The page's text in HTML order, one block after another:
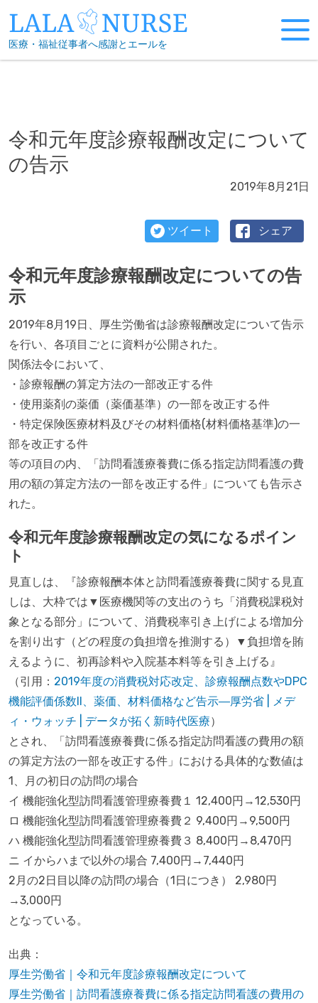
to
content
医療・福祉従事者へ感謝とエールを
令和元年度診療報酬改定について
の告示
2019年8月21日
ツイート シェア
令和元年度診療報酬改定についての告
示
2019年8月19日、厚生労働省は診療報酬改定について告示
を行い、各項目ごとに資料が公開された。
関係法令において、
・診療報酬の算定方法の一部改正する件
・使用薬剤の薬価（薬価基準）の一部を改正する件
・特定保険医療材料及びその材料価格(材料価格基準)の一
部を改正する件
等の項目の内、「訪問看護療養費に係る指定訪問看護の費
用の額の算定方法の一部を改正する件」についても告示さ
れた。
令和元年度診療報酬改定の気になるポイン
ト
見直しは、『診療報酬本体と訪問看護療養費に関する見直
しは、大枠では▼医療機関等の支出のうち「消費税課税対
象となる部分」について、消費税率引き上げによる増加分
を割り出す（どの程度の負担増を推測する）▼負担増を賄
えるように、初再診料や入院基本料等を引き上げる』
（引用： 2019年度の消費税対応改定、診療報酬点数やDPC
機能評価係数II、薬価、材料価格など告示―厚労省 | メデ
ィ・ウォッチ | データが拓く新時代医療）
とされ、「訪問看護療養費に係る指定訪問看護の費用の額
の算定方法の一部を改正する件」における具体的な数値は
1、月の初日の訪問の場合
イ 機能強化型訪問看護管理療養費１ 12,400円→12,530円
ロ 機能強化型訪問看護管理療養費２ 9,400円→9,500円
ハ 機能強化型訪問看護管理療養費３ 8,400円→8,470円
ニ イからハまで以外の場合 7,400円→7,440円
2月の2日目以降の訪問の場合（1日につき） 2,980円
→3,000円
となっている。
出典：
厚生労働省｜令和元年度診療報酬改定について
厚生労働省｜訪問看護療養費に係る指定訪問看護の費用の